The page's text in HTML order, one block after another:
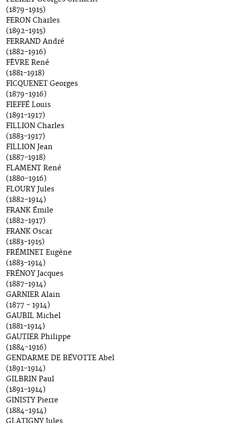
(1879-1915)
FERON Charles
(1892-1915)
FERRAND André
(1882-1916)
FÈVRE René
(1881-1918)
FICQUENET Georges
(1879-1916)
FIEFFÉ Louis
(1891-1917)
FILLION Charles
(1883-1917)
FILLION Jean
(1887-1918)
FLAMENT René
(1880-1916)
FLOURY Jules
(1882-1914)
FRANK Émile
(1882-1917)
FRANK Oscar
(1883-1915)
FRÉMINET Eugène
(1883-1914)
FRÉNOY Jacques
(1887-1914)
GARNIER Alain
(1877 - 1914)
GAUBIL Michel
(1881-1914)
GAUTIER Philippe
(1884-1916)
GENDARME DE BÉVOTTE Abel
(1891-1914)
GILBRIN Paul
(1891-1914)
GINISTY Pierre
(1884-1914)